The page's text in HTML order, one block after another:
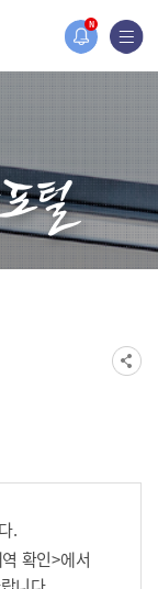
N
설되었습니다.
.
확인>에서